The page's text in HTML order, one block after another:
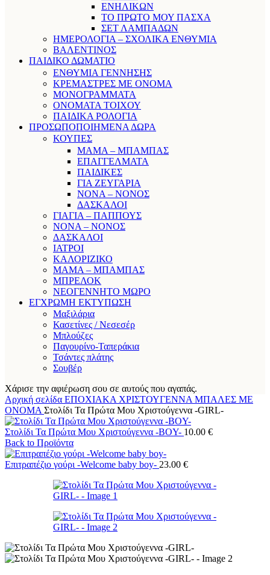
ΕΝΗΛΙΚΩΝ
ΤΟ ΠΡΩΤΟ ΜΟΥ ΠΑΣΧΑ
ΣΕΤ ΛΑΜΠΑΔΩΝ
ΗΜΕΡΟΛΟΓΙΑ – ΣΧΟΛΙΚΑ ΕΝΘΥΜΙΑ
ΒΑΛΕΝΤΙΝΟΣ
ΠΑΙΔΙΚΟ ΔΩΜΑΤΙΟ
ΕΝΘΥΜΙΑ ΓΕΝΝΗΣΗΣ
ΚΡΕΜΑΣΤΡΕΣ ΜΕ ΟΝΟΜΑ
ΜΟΝΟΓΡΑΜΜΑΤΑ
ΟΝΟΜΑΤΑ ΤΟΙΧΟΥ
ΠΑΙΔΙΚΑ ΡΟΛΟΓΙΑ
ΠΡΟΣΩΠΟΠΟΙΗΜΕΝΑ ΔΩΡΑ
ΚΟΥΠΕΣ
ΜΑΜΑ – ΜΠΑΜΠΑΣ
ΕΠΑΓΓΕΛΜΑΤΑ
ΠΑΙΔΙΚΕΣ
ΓΙΑ ΖΕΥΓΑΡΙΑ
ΝΟΝΑ – ΝΟΝΟΣ
ΔΑΣΚΑΛΟΙ
ΓΙΑΓΙΑ – ΠΑΠΠΟΥΣ
ΝΟΝΑ – ΝΟΝΟΣ
ΔΑΣΚΑΛΟΙ
ΙΑΤΡΟΙ
ΚΑΛΟΡΙΖΙΚΟ
ΜΑΜΑ – ΜΠΑΜΠΑΣ
ΜΠΡΕΛΟΚ
ΝΕΟΓΕΝΝΗΤΟ ΜΩΡΟ
ΕΓΧΡΩΜΗ ΕΚΤΥΠΩΣΗ
Μαξιλάρια
Κασετίνες / Νεσεσέρ
Μπλούζες
Παγουρίνο-Ταπεράκια
Τσάντες πλάτης
Σουβέρ
Χάρισε την αφιέρωση σου σε αυτούς που αγαπάς.
Αρχική σελίδα ΕΠΟΧΙΑΚΑ ΧΡΙΣΤΟΥΓΕΝΝΑ ΜΠΑΛΕΣ ΜΕ
ΟΝΟΜΑ Στολίδι Τα Πρώτα Μου Χριστούγεννα -GIRL-
Στολίδι Τα Πρώτα Μου Χριστούγεννα -BOY- 10.00 €
Back to Προϊόντα
Επιτραπέζιο γούρι -Welcome baby boy- 23.00 €